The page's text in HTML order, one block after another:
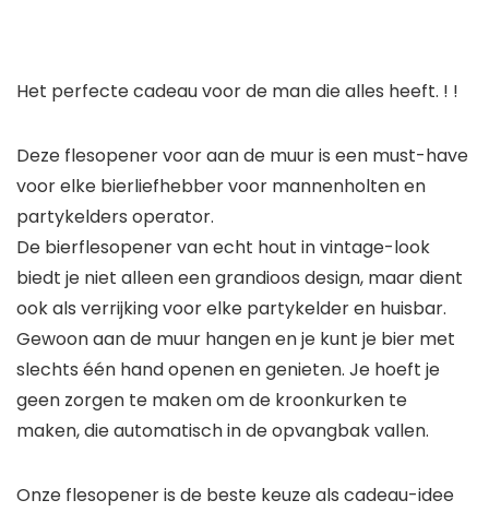
Het perfecte cadeau voor de man die alles heeft. ! !
Deze flesopener voor aan de muur is een must-have
voor elke bierliefhebber voor mannenholten en
partykelders operator.
De bierflesopener van echt hout in vintage-look
biedt je niet alleen een grandioos design, maar dient
ook als verrijking voor elke partykelder en huisbar.
Gewoon aan de muur hangen en je kunt je bier met
slechts één hand openen en genieten. Je hoeft je
geen zorgen te maken om de kroonkurken te
maken, die automatisch in de opvangbak vallen.
Onze flesopener is de beste keuze als cadeau-idee